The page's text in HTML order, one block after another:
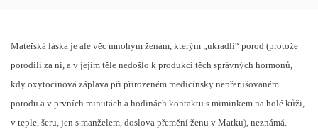
Mateřská láska je ale věc mnohým ženám, kterým „ukradli“ porod (protože
porodili za ni, a v jejím těle nedošlo k produkci těch správných hormonů,
kdy oxytocinová záplava při přirozeném medicínsky nepřerušovaném
porodu a v prvních minutách a hodinách kontaktu s miminkem na holé kůži,
v teple, šeru, jen s manželem, doslova přemění ženu v Matku), neznámá.